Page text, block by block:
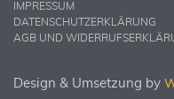
IMPRESSUM
DATENSCHUTZERKLÄRUNG
AGB UND
Design & Umsetzung by